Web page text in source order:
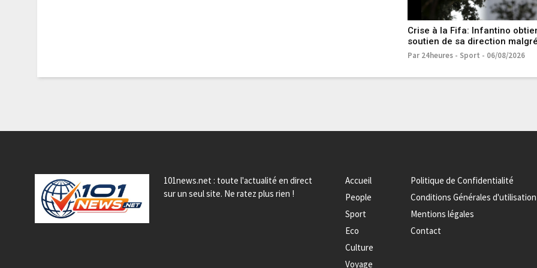
Crise à la Fifa: Infantino
soutien de sa direction
«erreurs»
Par 24heures - Sport - 06/08/2026
101news.net : toute l'actualité en direct
sur un seul site. Ne ratez plus rien !
Accueil
People
Sport
Eco
Culture
Voyage
Politique de Confidentialité
Conditions Générales d'utilisation
Mentions légales
Contact